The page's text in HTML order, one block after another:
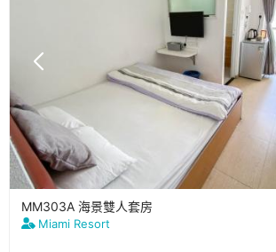
MM303A 海景雙人套房
Miami Resort